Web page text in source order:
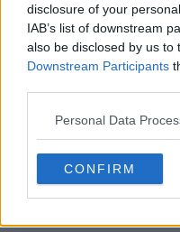
disclosure of your
IAB’s list of downstream
also be disclosed by us to
Downstream Participants
Personal Data
CONFIRM
Les maillots 26-27
+ nouveau logo